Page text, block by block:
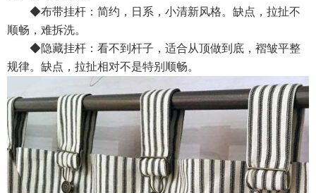
◆布带挂杆：简约，日系，小清新风格。缺点，拉扯不
顺畅，难拆洗。
◆隐藏挂杆：看不到杆子，适合从顶做到底，褶皱平整
规律。缺点，拉扯相对不是特别顺畅。